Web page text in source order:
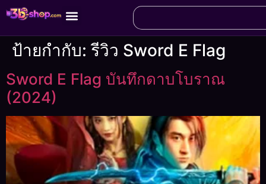
ป้ายกำกับ:รีวิว Sword E Flag
Sword E Flag บันทึกดาบโบราณ
(2024)